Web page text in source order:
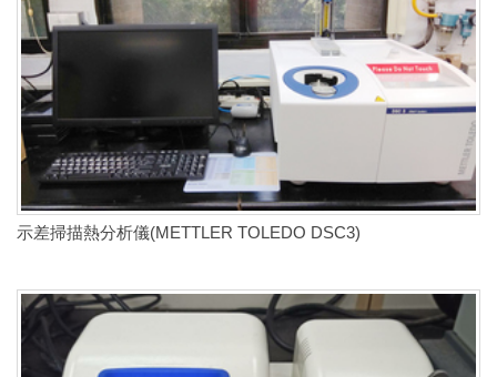
示差掃描熱分析儀(METTLER TOLEDO DSC3)